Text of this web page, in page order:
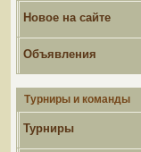
Новое на сайте
Объявления
Турниры и команды
Турниры